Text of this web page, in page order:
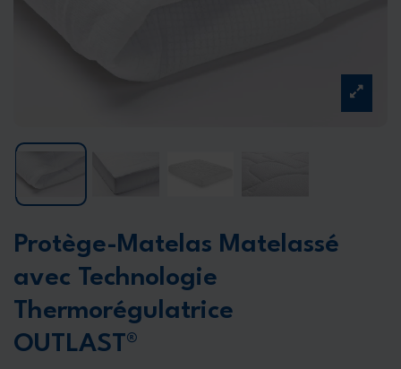
Protège-Matelas Matelassé
avec Technologie
Thermorégulatrice
OUTLAST®